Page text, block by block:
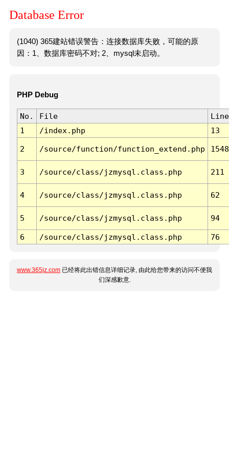
Database Error
(1040) 365建站错误警告：连接数据库失败，可能的原
因：1、数据库密码不对; 2、mysql未启动。
PHP Debug
No. File
Line
1
/index.php 13
2 /source/function/function_extend.php 1548
3 /source/class/jzmysql.class.php 211
4 /source/class/jzmysql.class.php 62
5 /source/class/jzmysql.class.php 94
6 /source/class/jzmysql.class.php 76
www.365jz.com 已经将此出错信息详细记录, 由此给您带来的访问不便我
们深感歉意.